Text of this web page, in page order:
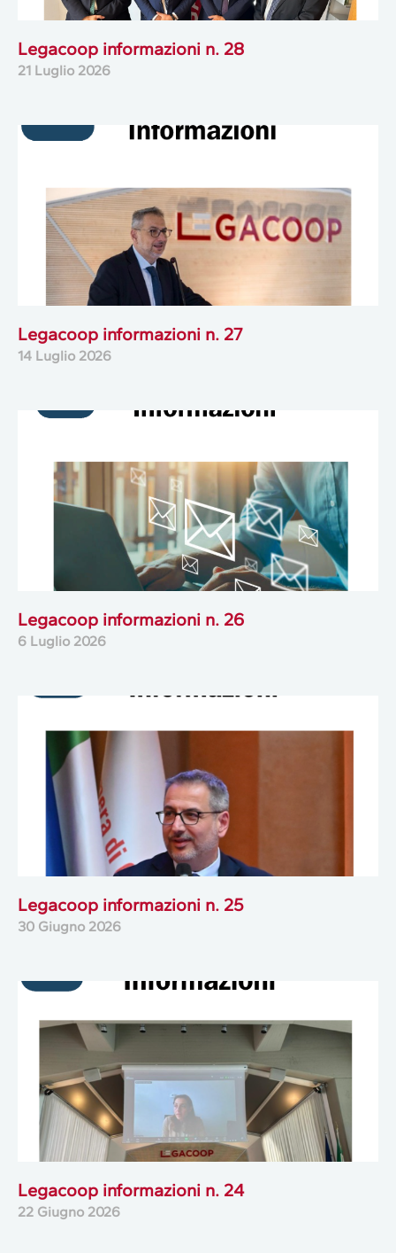
Legacoop informazioni n. 28
21 Luglio 2026
Legacoop informazioni n. 27
14 Luglio 2026
Legacoop informazioni n. 26
6 Luglio 2026
Legacoop informazioni n. 25
30 Giugno 2026
Legacoop informazioni n. 24
22 Giugno 2026